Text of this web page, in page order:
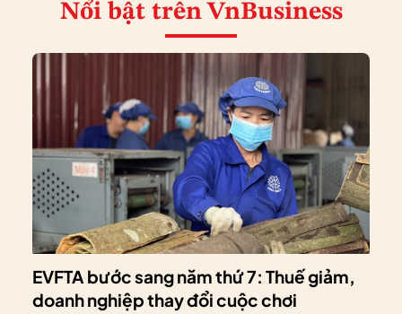
Nổi bật trên VnBusiness
EVFTA bước sang năm thứ 7: Thuế giảm,
doanh nghiệp thay đổi cuộc chơi